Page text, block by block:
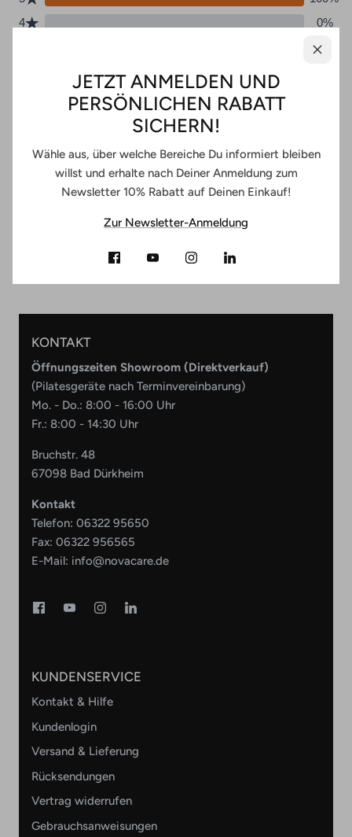
JETZT ANMELDEN UND
PERSÖNLICHEN RABATT
SICHERN!
Wähle aus, über welche Bereiche Du informiert bleiben
willst und erhalte nach Deiner Anmeldung zum
Newsletter 10% Rabatt auf Deinen Einkauf!
Zur Newsletter-Anmeldung
KONTAKT
Öffnungszeiten Showroom (Direktverkauf)
(Pilatesgeräte nach Terminvereinbarung)
Mo. - Do.: 8:00 - 16:00 Uhr
Fr.: 8:00 - 14:30 Uhr
Bruchstr. 48
67098 Bad Dürkheim
Kontakt
Telefon: 06322 95650
Fax: 06322 956565
E-Mail: info@novacare.de
KUNDENSERVICE
Kontakt & Hilfe
Kundenlogin
Versand & Lieferung
Rücksendungen
Vertrag widerrufen
Gebrauchsanweisungen